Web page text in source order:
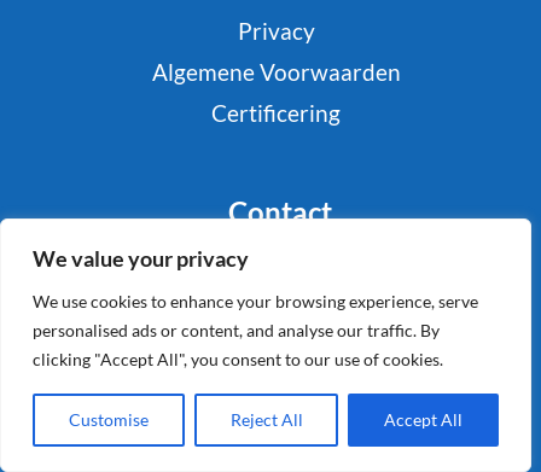
We value your privacy
We use cookies to enhance your browsing experience, serve
personalised ads or content, and analyse our traffic. By
clicking "Accept All", you consent to our use of cookies.
Customise Reject All Accept All
Privacy
Algemene Voorwaarden
Certificering
Contact
T : 0321-335050
info@schaapholland.com